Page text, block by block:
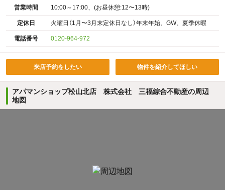
営業時間 10:00～17:00、(お昼休憩:12〜13時)
定休日 火曜日（1月〜3月末定休日なし）年末年始、GW、夏季休暇
電話番号 0120-964-972
来店予約をしたい 物件を紹介してほしい
アパマンショップ松山北店 株式会社 三福綜合不動産の周辺
地図